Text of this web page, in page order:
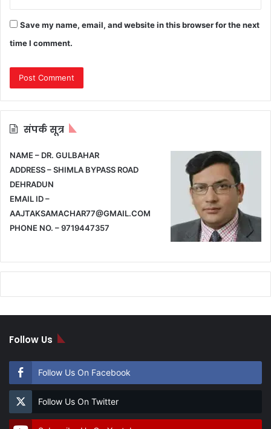
Save my name, email, and website in this browser for the next
time I comment.
संपर्क सूत्र
NAME – DR. GULBAHAR
ADDRESS – SHIMLA BYPASS ROAD
DEHRADUN
EMAIL ID –
AAJTAKSAMACHAR77@GMAIL.COM
PHONE NO. – 9719447357
Follow Us
Follow Us On Facebook
Follow Us On Twitter